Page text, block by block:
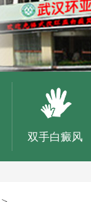
双手白癜风